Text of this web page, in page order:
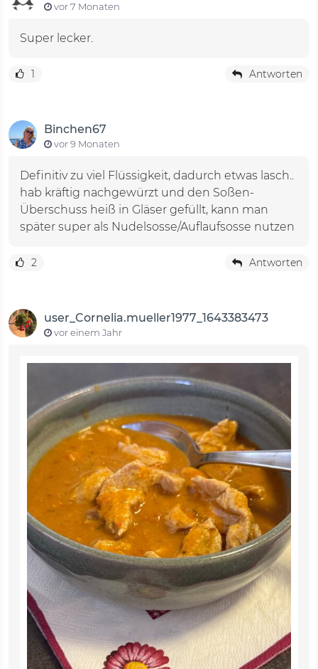
vor 7 Monaten
Super lecker.
1 Antworten
Binchen67
vor 9 Monaten
Definitiv zu viel Flüssigkeit, dadurch etwas lasch..
hab kräftig nachgewürzt und den Soßen-
Überschuss heiß in Gläser gefüllt, kann man
später super als Nudelsosse/Auflaufsosse nutzen
2 Antworten
user_Cornelia.mueller1977_1643383473
vor einem Jahr